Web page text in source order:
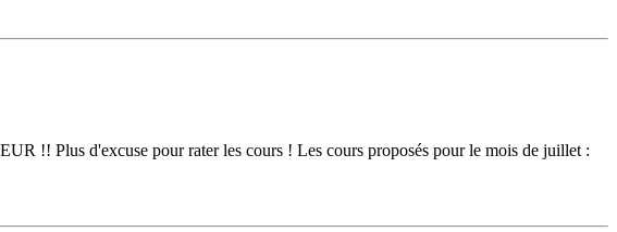
!! Plus d'excuse pour rater les cours ! Les cours proposés pour le mois de juillet :